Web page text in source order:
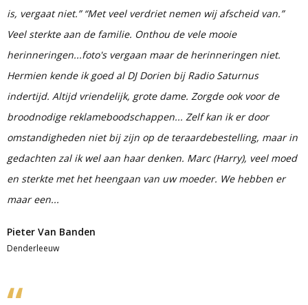
is, vergaat niet.” “Met veel verdriet nemen wij afscheid van.”
Veel sterkte aan de familie. Onthou de vele mooie
herinneringen...foto's vergaan maar de herinneringen niet.
Hermien kende ik goed al DJ Dorien bij Radio Saturnus
indertijd. Altijd vriendelijk, grote dame. Zorgde ook voor de
broodnodige reklameboodschappen... Zelf kan ik er door
omstandigheden niet bij zijn op de teraardebestelling, maar in
gedachten zal ik wel aan haar denken. Marc (Harry), veel moed
en sterkte met het heengaan van uw moeder. We hebben er
maar een...
Pieter Van Banden
Denderleeuw